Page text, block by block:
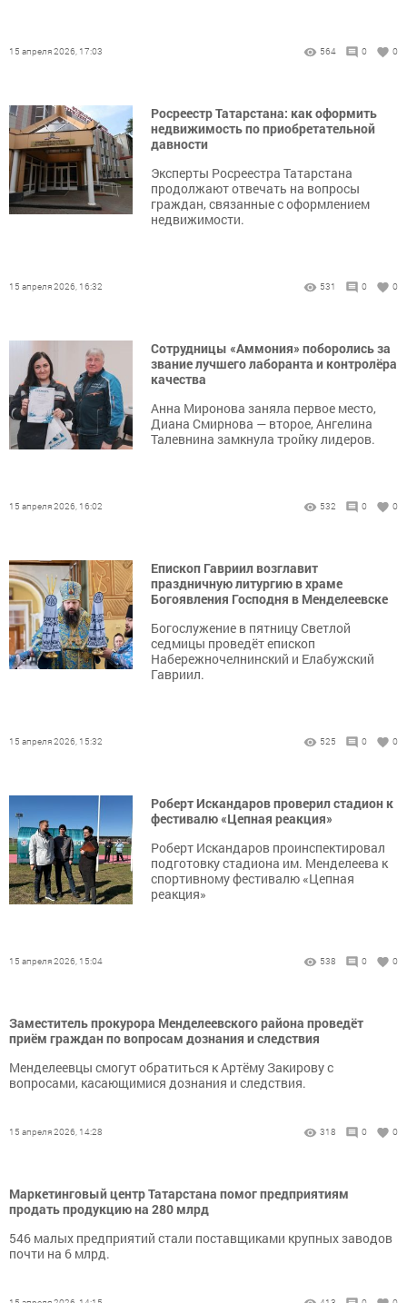
15 апреля 2026, 17:03 564 0 0
Росреестр Татарстана: как оформить
недвижимость по приобретательной
давности
Эксперты Росреестра Татарстана
продолжают отвечать на вопросы
граждан, связанные с оформлением
недвижимости.
15 апреля 2026, 16:32 531 0 0
Сотрудницы «Аммония» поборолись за
звание лучшего лаборанта и контролёра
качества
Анна Миронова заняла первое место,
Диана Смирнова — второе, Ангелина
Талевнина замкнула тройку лидеров.
15 апреля 2026, 16:02 532 0 0
Епископ Гавриил возглавит
праздничную литургию в храме
Богоявления Господня в Менделеевске
Богослужение в пятницу Светлой
седмицы проведёт епископ
Набережночелнинский и Елабужский
Гавриил.
15 апреля 2026, 15:32 525 0 0
Роберт Искандаров проверил стадион к
фестивалю «Цепная реакция»
Роберт Искандаров проинспектировал
подготовку стадиона им. Менделеева к
спортивному фестивалю «Цепная
реакция»
15 апреля 2026, 15:04 538 0 0
Заместитель прокурора Менделеевского района проведёт
приём граждан по вопросам дознания и следствия
Менделеевцы смогут обратиться к Артёму Закирову с
вопросами, касающимися дознания и следствия.
15 апреля 2026, 14:28 318 0 0
Маркетинговый центр Татарстана помог предприятиям
продать продукцию на 280 млрд
546 малых предприятий стали поставщиками крупных заводов
почти на 6 млрд.